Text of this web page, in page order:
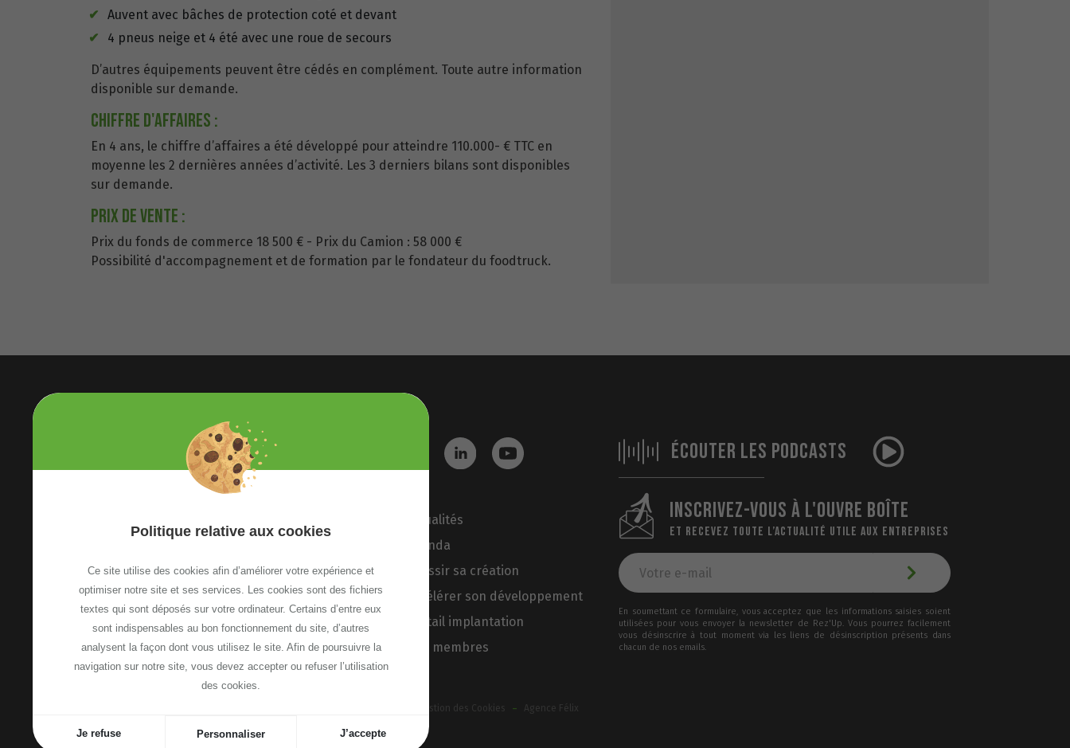
Auvent avec bâches de protection coté et devant
4 pneus neige et 4 été avec une roue de secours
D’autres équipements peuvent être cédés en complément. Toute autre information
disponible sur demande.
Chiffre d'affaires :
En 4 ans, le chiffre d’affaires a été développé pour atteindre 110.000- € TTC en
moyenne les 2 dernières années d’activité. Les 3 derniers bilans sont disponibles
sur demande.
Prix de vente :
Prix du fonds de commerce 18 500 € - Prix du Camion : 58 000 €
Possibilité d'accompagnement et de formation par le fondateur du foodtruck.
Etoile Annemasse Genève
74100 Annemasse, France
Voir le plan d'accès
NOUS CONTACTER
Actualités
Agenda
Réussir sa création
Accélérer son développement
Portail implantation
Nos membres
ÉCOUTER LES PODCASTS
INSCRIVEZ-VOUS À L'OUVRE BOÎTE
ET RECEVEZ TOUTE L’ACTUALITÉ UTILE AUX ENTREPRISES
En soumettant ce formulaire, vous acceptez que les informations saisies soient
utilisées pour vous envoyer la newsletter de Rez'Up. Vous pourrez facilement
vous désinscrire à tout moment via les liens de désinscription présents dans
chacun de nos emails.
Gestion des Cookies - Agence Félix
Politique relative aux cookies
Ce site utilise des cookies afin d’améliorer votre expérience et
optimiser notre site et ses services. Les cookies sont des fichiers
textes qui sont déposés sur votre ordinateur. Certains d’entre eux
sont indispensables au bon fonctionnement du site, d’autres
analysent la façon dont vous utilisez le site. Afin de poursuivre la
navigation sur notre site, vous devez accepter ou refuser l’utilisation
des cookies.
Je refuse Personnaliser J’accepte